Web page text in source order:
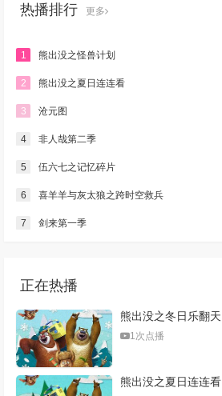
热播排行 更多
1 熊出没之怪兽计划
2 熊出没之夏日连连看
3 沧元图
4 非人哉第二季
5 伍六七之记忆碎片
6 喜羊羊与灰太狼之跨时空救兵
7 剑来第一季
正在热播
熊出没之冬日乐翻天
1次点播
熊出没之夏日连连看